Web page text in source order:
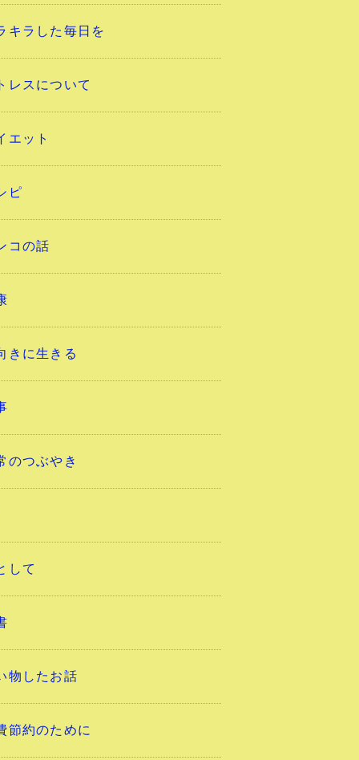
キラした毎日を
レスについて
エット
ピ
コの話
きに生きる
のつぶやき
して
物したお話
節約のために